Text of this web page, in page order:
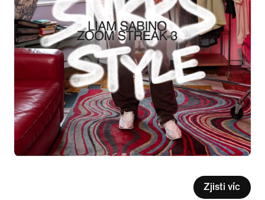
Zjisti víc